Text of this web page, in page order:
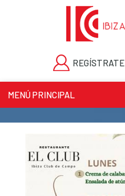
REGÍSTRATE
MENÚ PRINCIPAL